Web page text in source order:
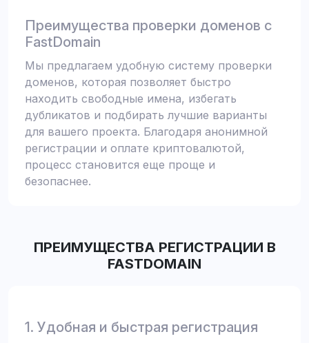
Преимущества проверки доменов с
FastDomain
Мы предлагаем удобную систему проверки
доменов, которая позволяет быстро
находить свободные имена, избегать
дубликатов и подбирать лучшие варианты
для вашего проекта. Благодаря анонимной
регистрации и оплате криптовалютой,
процесс становится еще проще и
безопаснее.
ПРЕИМУЩЕСТВА РЕГИСТРАЦИИ В
FASTDOMAIN
1. Удобная и быстрая регистрация